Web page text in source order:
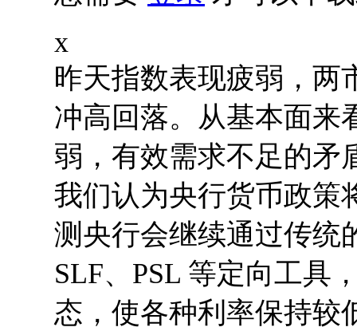
x
昨天指数表现疲弱，两
冲高回落。从基本面来
弱，有效需求不足的矛
我们认为央行货币政策
测央行会继续通过传统
SLF、PSL 等定向工具
态，使各种利率保持较